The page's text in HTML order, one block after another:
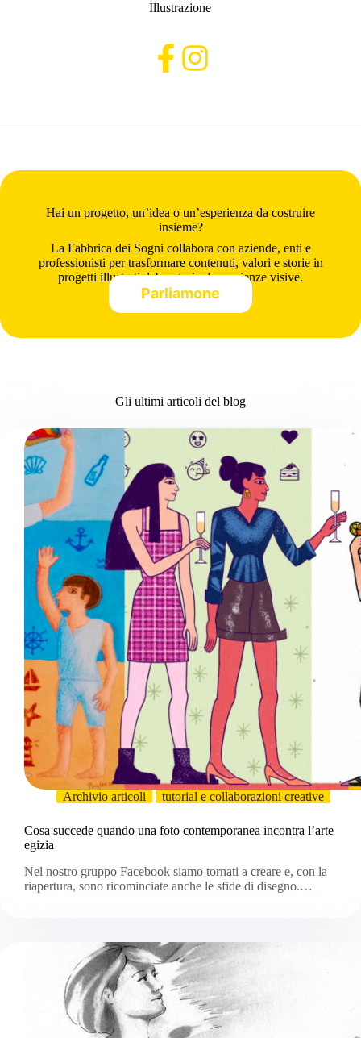
Illustrazione
Hai un progetto, un’idea o un’esperienza da costruire
insieme?
La Fabbrica dei Sogni collabora con aziende, enti e
professionisti per trasformare contenuti, valori e storie in
progetti illustrati, laboratori ed esperienze visive.
Parliamone
Gli ultimi articoli del blog
Archivio articoli tutorial e collaborazioni creative
Cosa succede quando una foto contemporanea incontra l’arte
egizia
Nel nostro gruppo Facebook siamo tornati a creare e, con la
riapertura, sono ricominciate anche le sfide di disegno.…